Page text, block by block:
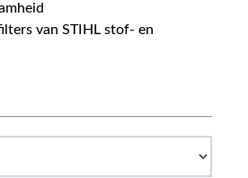
van STIHL stof- en